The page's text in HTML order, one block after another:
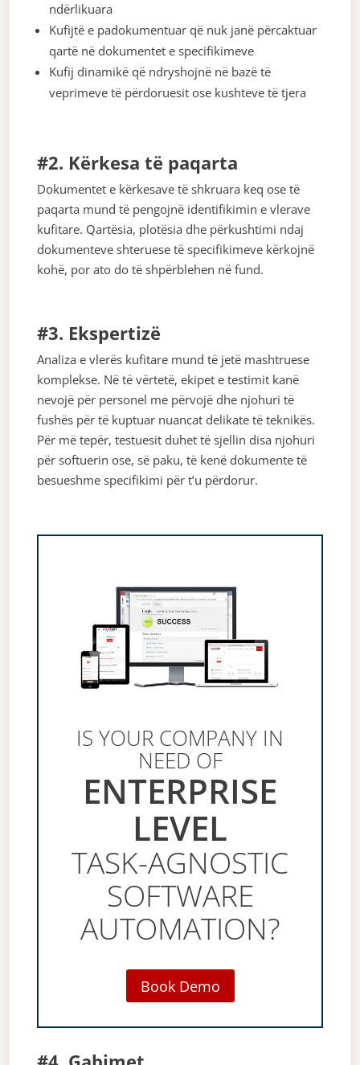
ndërlikuara
Kufijtë e padokumentuar që nuk janë përcaktuar
qartë në dokumentet e specifikimeve
Kufij dinamikë që ndryshojnë në bazë të
veprimeve të përdoruesit ose kushteve të tjera
#2. Kërkesa të paqarta
Dokumentet e kërkesave të shkruara keq ose të
paqarta mund të pengojnë identifikimin e vlerave
kufitare. Qartësia, plotësia dhe përkushtimi ndaj
dokumenteve shteruese të specifikimeve kërkojnë
kohë, por ato do të shpërblehen në fund.
#3. Ekspertizë
Analiza e vlerës kufitare mund të jetë mashtruese
komplekse. Në të vërtetë, ekipet e testimit kanë
nevojë për personel me përvojë dhe njohuri të
fushës për të kuptuar nuancat delikate të teknikës.
Për më tepër, testuesit duhet të sjellin disa njohuri
për softuerin ose, së paku, të kenë dokumente të
besueshme specifikimi për t’u përdorur.
IS YOUR COMPANY IN
NEED OF
ENTERPRISE
LEVEL
TASK-AGNOSTIC
SOFTWARE
AUTOMATION?
Book Demo